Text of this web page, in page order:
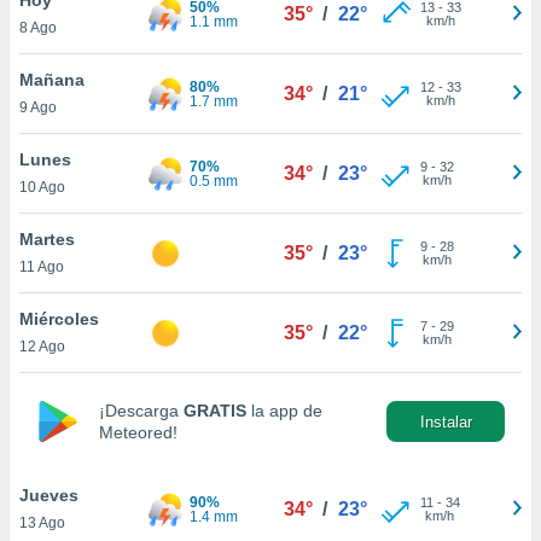
y
en
más
de
cookies
aceptar
8 Ago
50%
1.1 mm
35° / 22° 13- 33
km/h
Mañana
9 Ago
80%
1.7 mm
34° / 21° 12- 33
km/h
Lunes
10 Ago
70%
0.5 mm
34° / 23° 9- 32
km/h
Martes
11 Ago
35° / 23° 9- 28
km/h
Miércoles
12 Ago
35° / 22° 7- 29
km/h
¡Descarga GRATIS la app de
Meteored!
Instalar
Jueves
13 Ago
90%
1.4 mm
34° / 23° 11 - 34
km/h